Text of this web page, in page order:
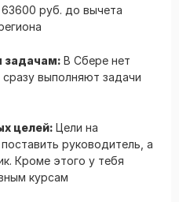
руб. до вычета
задачам: В Сбере нет
выполняют задачи
целей: Цели на
руководитель, а
Кроме этого у тебя
курсам